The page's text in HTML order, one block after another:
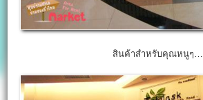
สินค้าสำหรับคุณหนูๆ…